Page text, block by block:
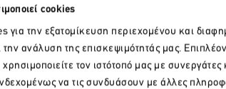
cookies
για την εξατομίκευση περιεχομένου και
ανάλυση της επισκεψιμότητάς μας.
τον ιστότοπό μας με
να τις συνδυάσουν με άλλες